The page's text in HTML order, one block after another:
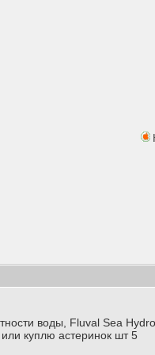
воды, Fluval Sea
куплю астеринок шт 5